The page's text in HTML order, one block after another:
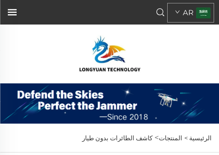
AR
الرئيسية > المنتجات>كاشف الطائرات بدون طيار